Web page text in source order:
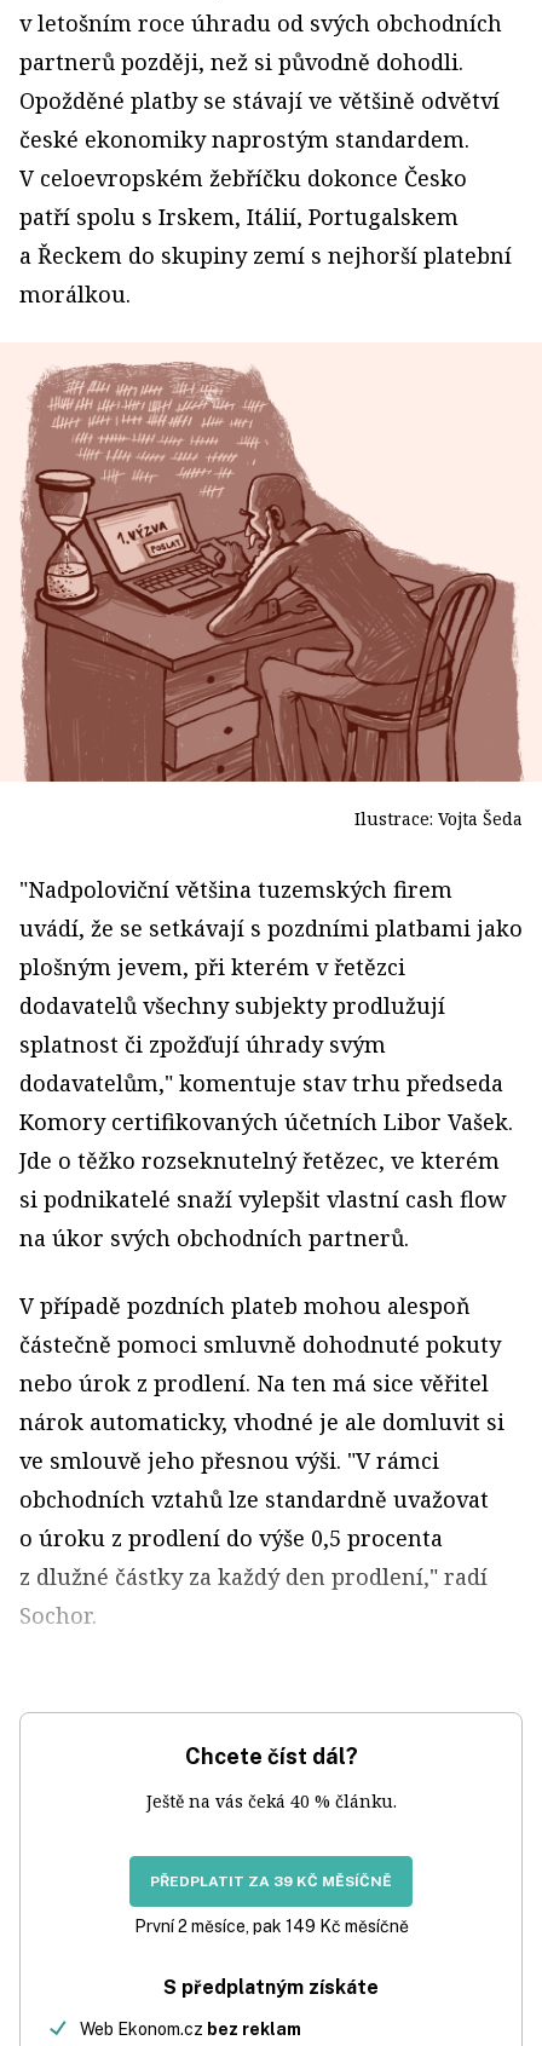
v letošním roce úhradu od svých obchodních
partnerů později, než si původně dohodli.
Opožděné platby se stávají ve většině odvětví
české ekonomiky naprostým standardem.
V celoevropském žebříčku dokonce Česko
patří spolu s Irskem, Itálií, Portugalskem
a Řeckem do skupiny zemí s nejhorší platební
morálkou.
Ilustrace: Vojta Šeda
"Nadpoloviční většina tuzemských firem
uvádí, že se setkávají s pozdními platbami jako
plošným jevem, při kterém v řetězci
dodavatelů všechny subjekty prodlužují
splatnost či zpožďují úhrady svým
dodavatelům," komentuje stav trhu předseda
Komory certifikovaných účetních Libor Vašek.
Jde o těžko rozseknutelný řetězec, ve kterém
si podnikatelé snaží vylepšit vlastní cash flow
na úkor svých obchodních partnerů.
V případě pozdních plateb mohou alespoň
částečně pomoci smluvně dohodnuté pokuty
nebo úrok z prodlení. Na ten má sice věřitel
nárok automaticky, vhodné je ale domluvit si
ve smlouvě jeho přesnou výši. "V rámci
obchodních vztahů lze standardně uvažovat
o úroku z prodlení do výše 0,5 procenta
z dlužné částky za každý den prodlení," radí
Sochor.
Chcete číst dál?
Ještě na vás čeká 40 % článku.
PŘEDPLATIT ZA 39 KČ MĚSÍČNĚ
První 2 měsíce, pak 149 Kč měsíčně
S předplatným získáte
Web Ekonom.cz bez reklam